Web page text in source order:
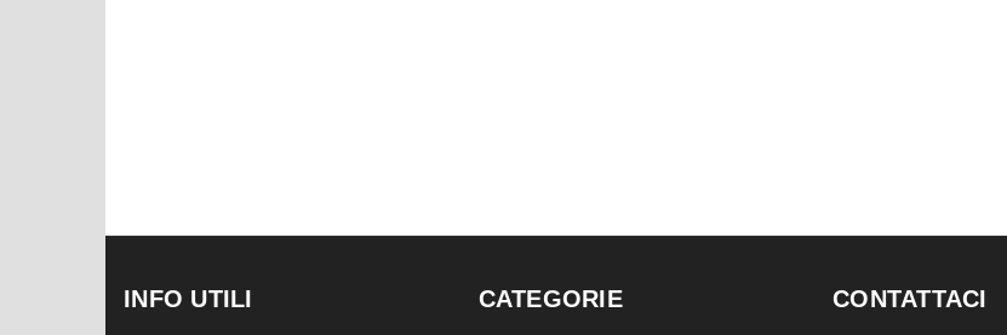
INFO UTILI CATEGORIE CONTATTACI